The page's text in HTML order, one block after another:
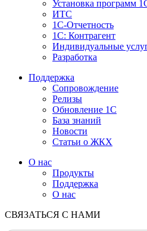
Установка программ
ИТС
1С-Отчетность
1С: Контрагент
Индивидуальные
Разработка
Поддержка
Сопровождение
Релизы
Обновление 1С
База знаний
Новости
Статьи о ЖКХ
О нас
Продукты
Поддержка
О нас
СВЯЗАТЬСЯ С НАМИ